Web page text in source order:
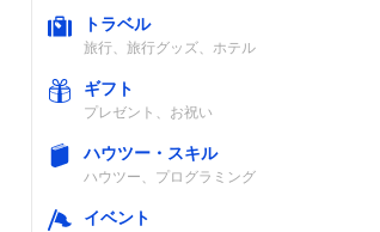
トラベル
旅行、旅行グッズ、ホテル
ギフト
プレゼント、お祝い
ハウツー・スキル
ハウツー、プログラミング
イベント